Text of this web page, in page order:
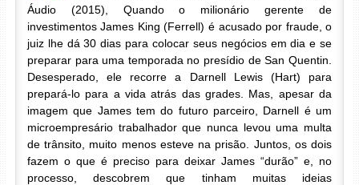
Áudio (2015), Quando o milionário gerente de
investimentos James King (Ferrell) é acusado por fraude, o
juiz lhe dá 30 dias para colocar seus negócios em dia e se
preparar para uma temporada no presídio de San Quentin.
Desesperado, ele recorre a Darnell Lewis (Hart) para
prepará-lo para a vida atrás das grades. Mas, apesar da
imagem que James tem do futuro parceiro, Darnell é um
microempresário trabalhador que nunca levou uma multa
de trânsito, muito menos esteve na prisão. Juntos, os dois
fazem o que é preciso para deixar James “durão” e, no
processo, descobrem que tinham muitas ideias